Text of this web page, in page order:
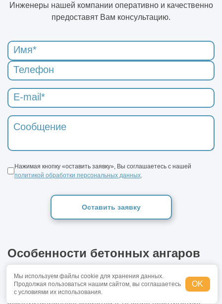
Инженеры нашей компании оперативно и качественно
предоставят Вам консультацию.
Нажимая кнопку «оставить заявку», Вы соглашаетесь с нашей
политикой обработки персональных данных.
Оставить заявку
Особенности бетонных ангаров
Бетонные ангары выделяются своей высокой
прочностью и способностью сохранять
эксплуатационные свойства в течение десятилетий.
Мы используем файлы cookie для хранения данных.
Продолжая пользоваться нашим сайтом, вы соглашаетесь
с условиями их использования.
OK